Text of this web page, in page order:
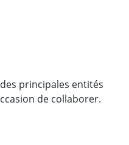
de collaborer.